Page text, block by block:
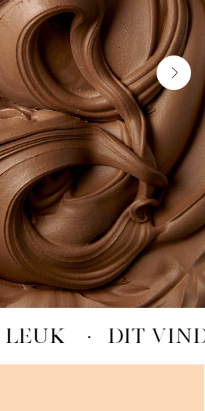
DIT